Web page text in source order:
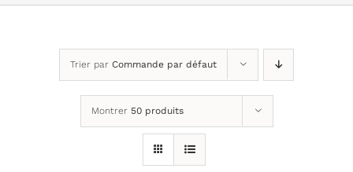
LE DOMAINE
Trier par Commande par défaut
Montrer 50 produits